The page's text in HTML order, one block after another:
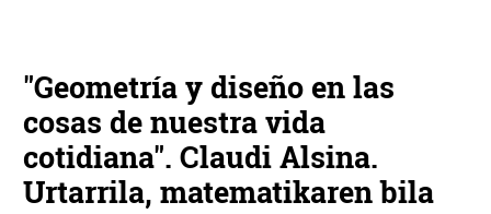
"Geometría y diseño en las
cosas de nuestra vida
cotidiana". Claudi Alsina.
Urtarrila, matematikaren bila